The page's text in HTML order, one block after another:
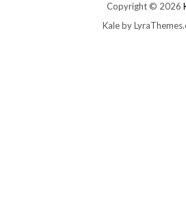
Copyright © 2026
Kaleby